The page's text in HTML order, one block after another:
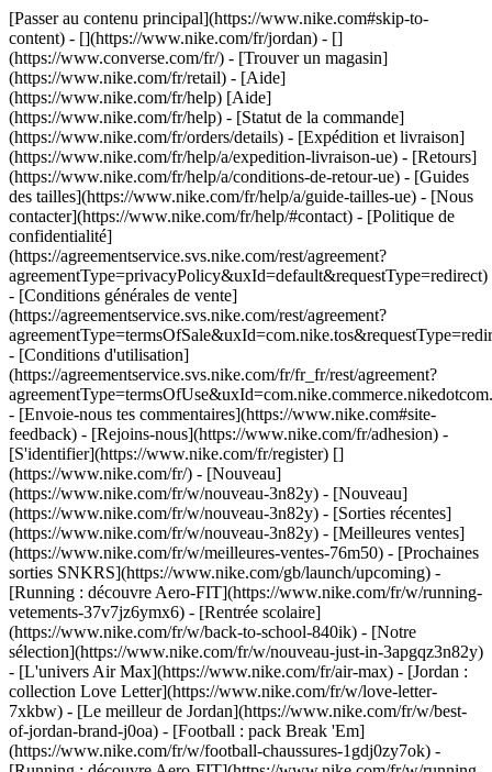
[Passer au contenu principal](https://www.nike.com#skip-to-
content) - [](https://www.nike.com/fr/jordan) - []
(https://www.converse.com/fr/) - [Trouver un magasin]
(https://www.nike.com/fr/retail) - [Aide]
(https://www.nike.com/fr/help) [Aide]
(https://www.nike.com/fr/help) - [Statut de la commande]
(https://www.nike.com/fr/orders/details) - [Expédition et livraison]
(https://www.nike.com/fr/help/a/expedition-livraison-ue) - [Retours]
(https://www.nike.com/fr/help/a/conditions-de-retour-ue) - [Guides
des tailles](https://www.nike.com/fr/help/a/guide-tailles-ue) - [Nous
contacter](https://www.nike.com/fr/help/#contact) - [Politique de
confidentialité]
(https://agreementservice.svs.nike.com/rest/agreement?
agreementType=privacyPolicy&uxId=default&requestType=redirect)
- [Conditions générales de vente]
(https://agreementservice.svs.nike.com/rest/agreement?
- [Conditions d'utilisation]
(https://agreementservice.svs.nike.com/fr/fr_fr/rest/agreement?
- [Envoie-nous tes commentaires](https://www.nike.com#site-
feedback) - [Rejoins-nous](https://www.nike.com/fr/adhesion) -
[S'identifier](https://www.nike.com/fr/register) []
(https://www.nike.com/fr/) - [Nouveau]
(https://www.nike.com/fr/w/nouveau-3n82y) - [Nouveau]
(https://www.nike.com/fr/w/nouveau-3n82y) - [Sorties récentes]
(https://www.nike.com/fr/w/nouveau-3n82y) - [Meilleures ventes]
(https://www.nike.com/fr/w/meilleures-ventes-76m50) - [Prochaines
sorties SNKRS](https://www.nike.com/gb/launch/upcoming) -
[Running : découvre Aero-FIT](https://www.nike.com/fr/w/running-
vetements-37v7jz6ymx6) - [Rentrée scolaire]
(https://www.nike.com/fr/w/back-to-school-840ik) - [Notre
sélection](https://www.nike.com/fr/w/nouveau-just-in-3apgqz3n82y)
- [L'univers Air Max](https://www.nike.com/fr/air-max) - [Jordan :
collection Love Letter](https://www.nike.com/fr/w/love-letter-
7xkbw) - [Le meilleur de Jordan](https://www.nike.com/fr/w/best-
of-jordan-brand-j0oa) - [Football : pack Break 'Em]
(https://www.nike.com/fr/w/football-chaussures-1gdj0zy7ok) -